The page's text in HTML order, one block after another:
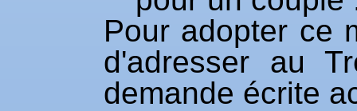
Pour adopter ce
d'adresser au
demande écrite